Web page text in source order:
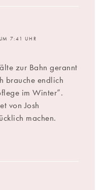
7:41 UHR
zur Bahn gerannt
brauche endlich
im Winter”.
von Josh
machen.